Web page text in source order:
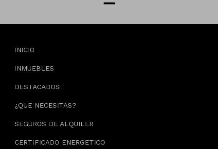
INICIO
INMUEBLES
DESTACADOS
¿QUE NECESITAS?
SEGUROS DE ALQUILER
CERTIFICADO ENERGETICO